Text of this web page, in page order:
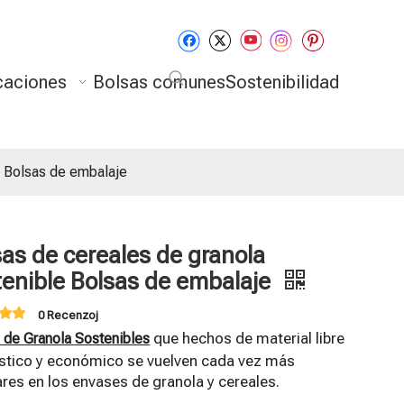
Bolsas comunesSostenibilidad
de embalaje
de cereales de granola
Bolsas de embalaje
0 Recenzoj
de Granola Sostenibles que hechos de material libre
y económico se vuelven cada vez más
en los envases de granola y cereales.